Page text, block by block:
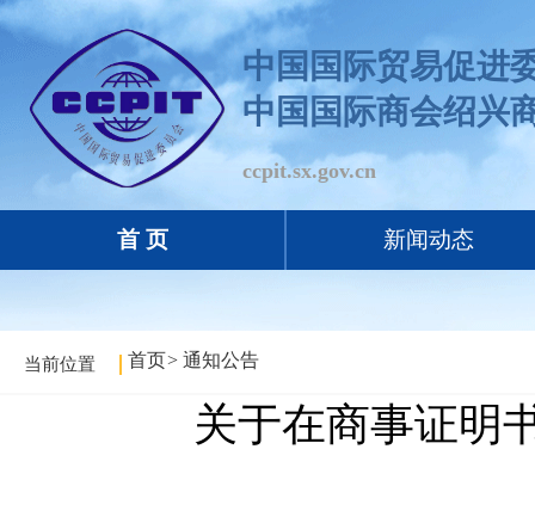
中国国际贸易促进
中国国际商会绍兴
ccpit.sx.gov.cn
首 页 新闻动态
当前位置 首页> 通知公告
关于在商事证明